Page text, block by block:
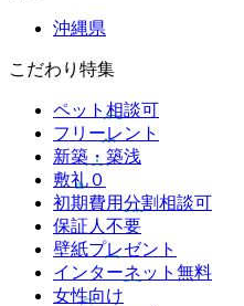
沖縄県
こだわり特集
ペット相談可
フリーレント
新築・築浅
敷礼０
初期費用分割相談可
保証人不要
壁紙プレゼント
インターネット無料
女性向け